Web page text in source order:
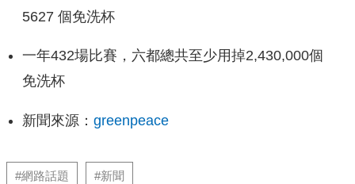
5627 個免洗杯
一年432場比賽，六都總共至少用掉2,430,000個
免洗杯
新聞來源： greenpeace
#網路話題 #新聞